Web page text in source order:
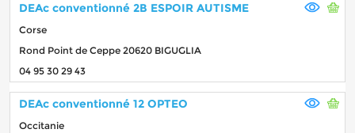
DEAc conventionné 2B ESPOIR AUTISME
Corse
Rond Point de Ceppe 20620 BIGUGLIA
04 95 30 29 43
DEAc conventionné 12 OPTEO
Occitanie